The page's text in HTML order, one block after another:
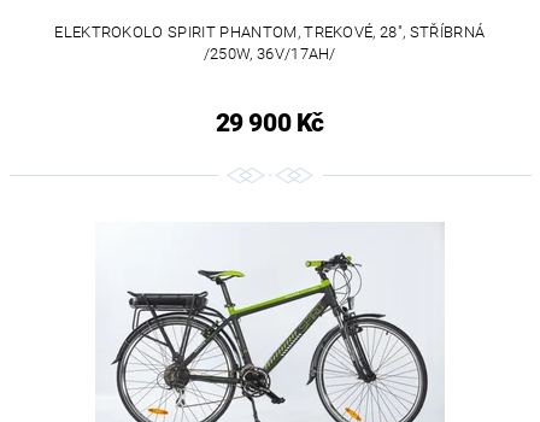
ELEKTROKOLO SPIRIT PHANTOM, TREKOVÉ, 28", STŘÍBRNÁ
/250W, 36V/17AH/
29 900 Kč